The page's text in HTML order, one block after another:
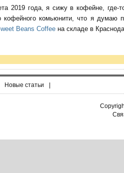
2019 года, я сижу в кофейне,
кофейного комьюнити, что я
Beans Coffee на складе в
Новые статьи |